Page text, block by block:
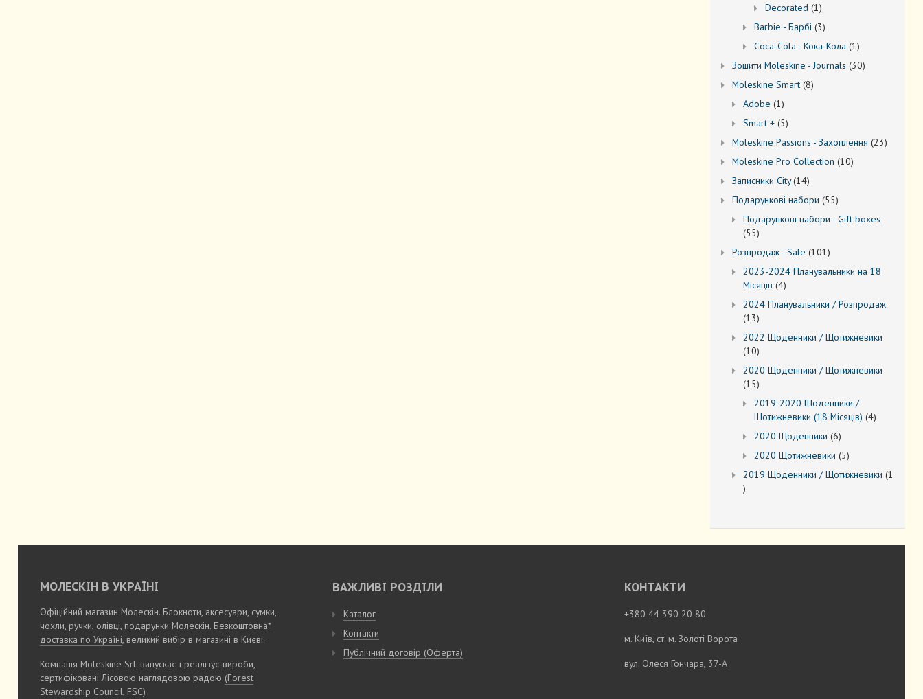
Decorated 11
товар
Barbie - Барбі 33
товари
Coca-Cola - Кока-Кола 11
товар
Зошити Moleskine - Journals 3030
Моleskine Smart 88
Adobe 11
товар
Smart + 55
товарів
Moleskine Passions - Захоплення 2323
Мoleskine Pro Collection 1010
Записники City 1414
товарів
Подарункові набори 5555
товарів
Подарункові набори - Gift boxes
5555
Розпродаж - Sale 101101
2023-2024 Планувальники на 18
Місяців 44
2024 Планувальники / Розпродаж
1313
товарів
2022 Щоденники / Щотижневики
1010
товарів
2020 Щоденники / Щотижневики
1515
товарів
2019-2020 Щоденники /
Щотижневики (18 Місяців) 44
2020 Щоденники 66
товарів
2020 Щотижневики 55
2019 Щоденники / Щотижневики 1
1
МОЛЕСКІН В УКРАЇНІ
Офіційний магазин Молескін. Блокноти, аксесуари, сумки,
чохли, ручки, олівці, подарунки Молескін. Безкоштовна*
доставка по Україні, великий вибір в магазині в Києві.
Компанія Moleskine Srl. випускає і реалізує вироби,
сертифіковані Лісовою наглядовою радою (Forest
Stewardship Council, FSC)
ВАЖЛИВІ РОЗДІЛИ
Каталог
Контакти
Публічний договір (Оферта)
КОНТАКТИ
+380 44 390 20 80
м. Київ, ст. м. Золоті Ворота
вул. Олеся Гончара, 37-А